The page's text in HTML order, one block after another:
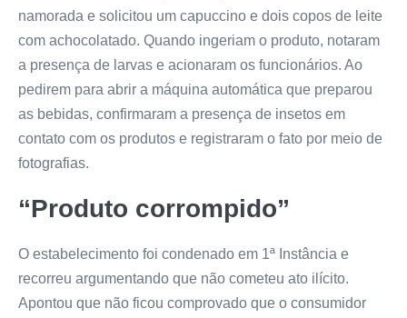
namorada e solicitou um capuccino e dois copos de leite
com achocolatado. Quando ingeriam o produto, notaram
a presença de larvas e acionaram os funcionários. Ao
pedirem para abrir a máquina automática que preparou
as bebidas, confirmaram a presença de insetos em
contato com os produtos e registraram o fato por meio de
fotografias.
“Produto corrompido”
O estabelecimento foi condenado em 1ª Instância e
recorreu argumentando que não cometeu ato ilícito.
Apontou que não ficou comprovado que o consumidor